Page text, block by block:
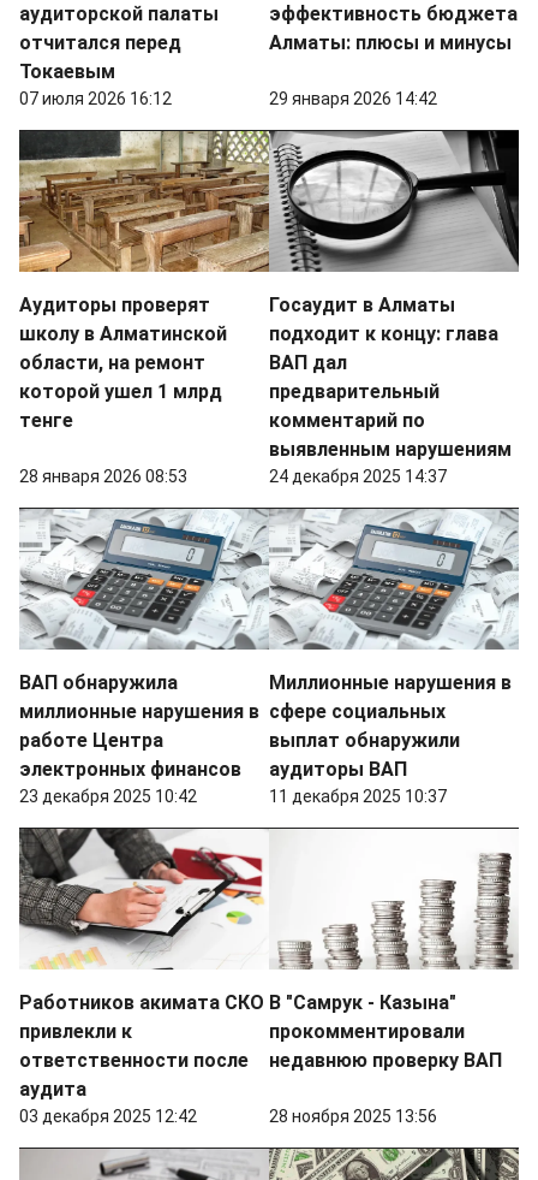
аудиторской палаты
отчитался перед
Токаевым
07 июля 2026 16:12
эффективность бюджета
Алматы: плюсы и минусы
29 января 2026 14:42
Аудиторы проверят
школу в Алматинской
области, на ремонт
которой ушел 1 млрд
тенге
28 января 2026 08:53
Госаудит в Алматы
подходит к концу: глава
ВАП дал
предварительный
комментарий по
выявленным нарушениям
24 декабря 2025 14:37
ВАП обнаружила
миллионные нарушения в
работе Центра
электронных финансов
23 декабря 2025 10:42
Миллионные нарушения в
сфере социальных
выплат обнаружили
аудиторы ВАП
11 декабря 2025 10:37
Работников акимата СКО
привлекли к
ответственности после
аудита
03 декабря 2025 12:42
В "Самрук - Казына"
прокомментировали
недавнюю проверку ВАП
28 ноября 2025 13:56